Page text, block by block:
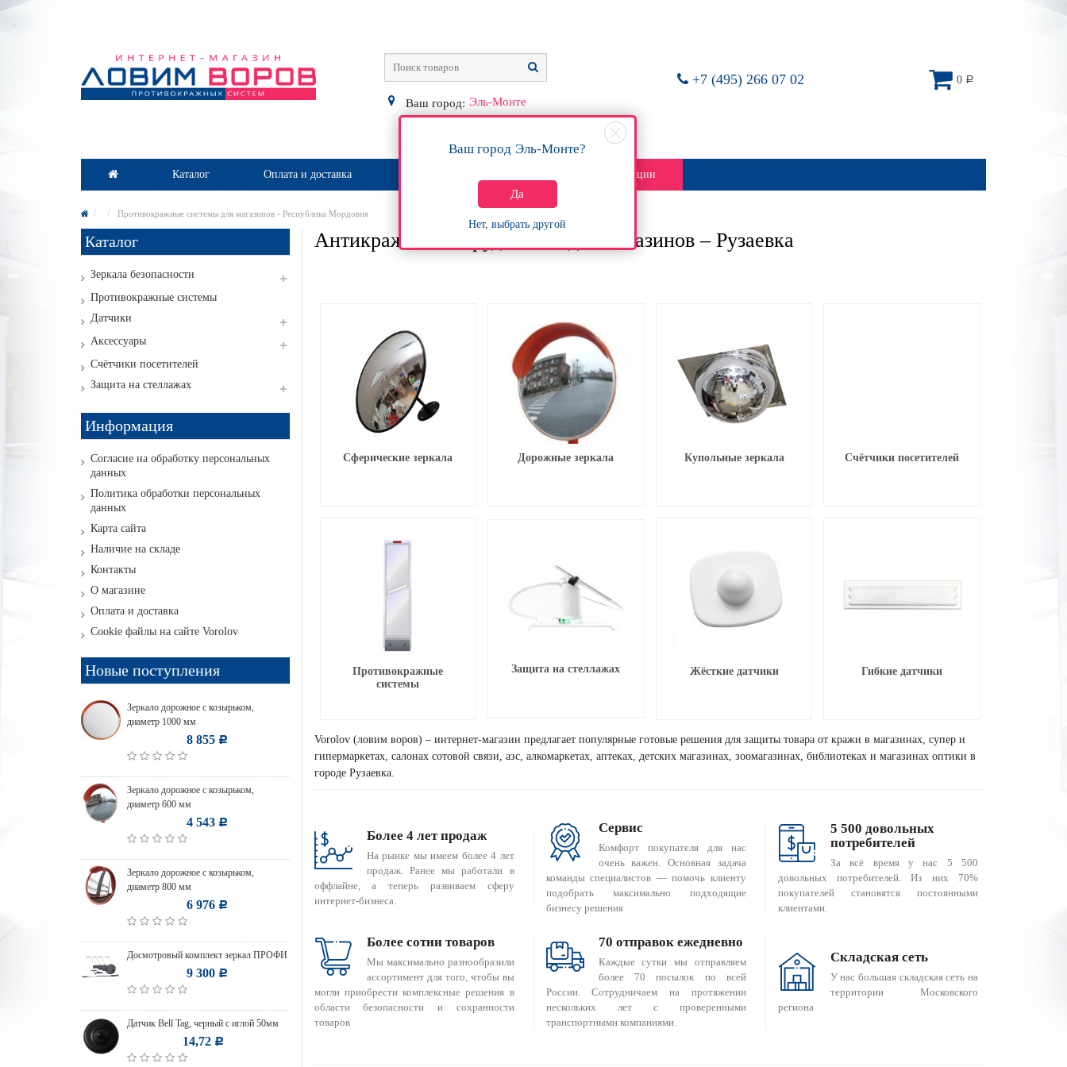
+7 (495) 266 07 02
Ваш город: Эль-Монте
Ваш город Эль-Монте?
Да
Нет, выбрать другой
0 Р
Каталог Оплата и доставка Акции
Противокражные системы для магазинов - Республика Мордовия
Каталог
Зеркала безопасности
Противокражные системы
Датчики
Аксессуары
Счётчики посетителей
Защита на стеллажах
Информация
Согласие на обработку персональных
данных
Политика обработки персональных
данных
Карта сайта
Наличие на складе
Контакты
О магазине
Оплата и доставка
Cookie файлы на сайте Vorolov
Новые поступления
Зеркало дорожное с козырьком,
диаметр 1000 мм
8 855 Р
Зеркало дорожное с козырьком,
диаметр 600 мм
4 543 Р
Зеркало дорожное с козырьком,
диаметр 800 мм
6 976 Р
Досмотровый комплект зеркал ПРОФИ
9 300 Р
Датчик Bell Tag, черный с иглой 50мм
14,72 Р
Антикражное оборудование для магазинов – Рузаевка
Сферические зеркала Дорожные зеркала Купольные зеркала Счётчики посетителей
Противокражные
системы
Защита на стеллажах Жёсткие датчики Гибкие датчики
Vorolov (ловим воров) – интернет-магазин предлагает популярные готовые решения для защиты товара от кражи в магазинах, супер и
гипермаркетах, салонах сотовой связи, азс, алкомаркетах, аптеках, детских магазинах, зоомагазинах, библиотеках и магазинах оптики в
городе Рузаевка.
Более 4 лет продаж
На рынке мы имеем более 4 лет
продаж. Ранее мы работали в
оффлайне, а теперь развиваем сферу
интернет-бизнеса.
Сервис
Комфорт покупателя для нас
очень важен. Основная задача
команды специалистов — помочь клиенту
подобрать максимально подходящие
бизнесу решения
5 500 довольных
потребителей
За всё время у нас 5 500
довольных потребителей. Из них 70%
покупателей становятся постоянными
клиентами.
Более сотни товаров
Мы максимально разнообразили
ассортимент для того, чтобы вы
могли приобрести комплексные решения в
области безопасности и сохранности
товаров
70 отправок ежедневно
Каждые сутки мы отправляем
более 70 посылок по всей
России. Сотрудничаем на протяжении
нескольких лет с проверенными
транспортными компаниями.
Складская сеть
У нас большая складская сеть на
территории Московского
региона